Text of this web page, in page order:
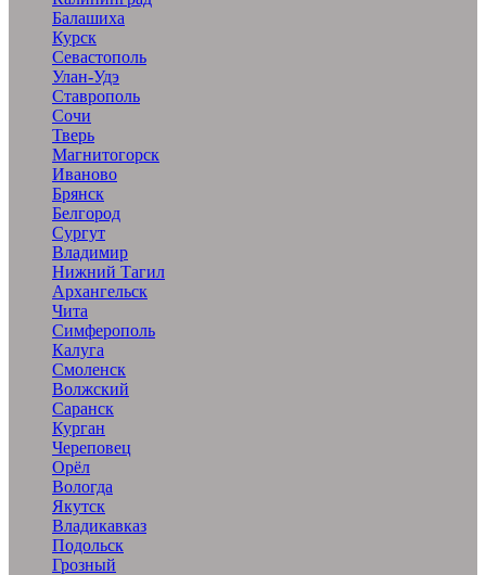
Балашиха
Курск
Севастополь
Улан-Удэ
Ставрополь
Сочи
Тверь
Магнитогорск
Иваново
Брянск
Белгород
Сургут
Владимир
Нижний Тагил
Архангельск
Чита
Симферополь
Калуга
Смоленск
Волжский
Саранск
Курган
Череповец
Орёл
Вологда
Якутск
Владикавказ
Подольск
Грозный